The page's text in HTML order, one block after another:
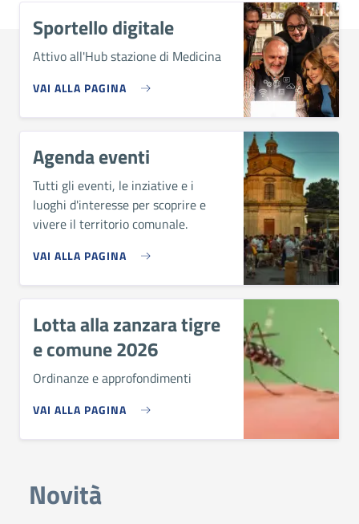
Sportello digitale
Attivo all'Hub stazione di Medicina
VAI ALLA PAGINA
Agenda eventi
Tutti gli eventi, le inziative e i
luoghi d'interesse per scoprire e
vivere il territorio comunale.
VAI ALLA PAGINA
Lotta alla zanzara tigre
e comune 2026
Ordinanze e approfondimenti
VAI ALLA PAGINA
Novità